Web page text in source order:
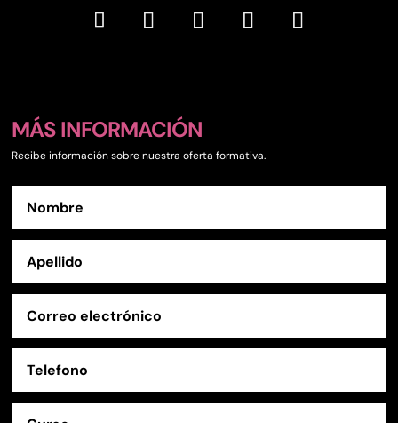
MÁS INFORMACIÓN
Recibe información sobre nuestra oferta formativa.